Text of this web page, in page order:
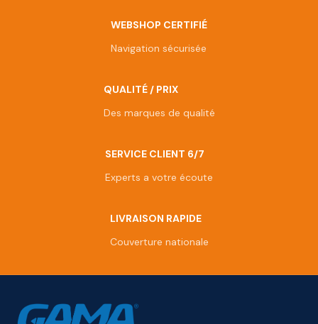
WEBSHOP CERTIFIÉ
Navigation sécurisée
QUALITÉ / PRIX
Des marques de qualité
SERVICE CLIENT 6/7
Experts a votre écoute
LIVRAISON RAPIDE
Couverture nationale